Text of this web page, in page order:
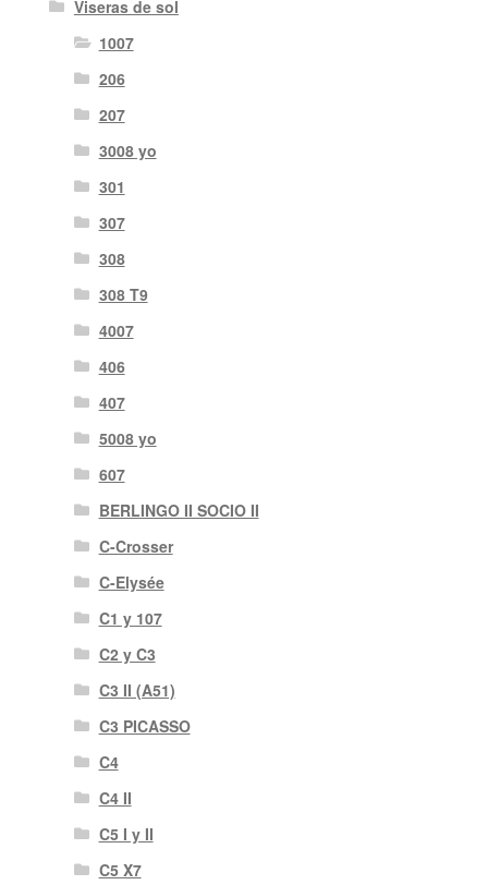
Viseras de sol
1007
206
207
3008 yo
301
307
308
308 T9
4007
406
407
5008 yo
607
BERLINGO II SOCIO II
C-Crosser
C-Elysée
C1 y 107
C2 y C3
C3 II (A51)
C3 PICASSO
C4
C4 II
C5 I y II
C5 X7